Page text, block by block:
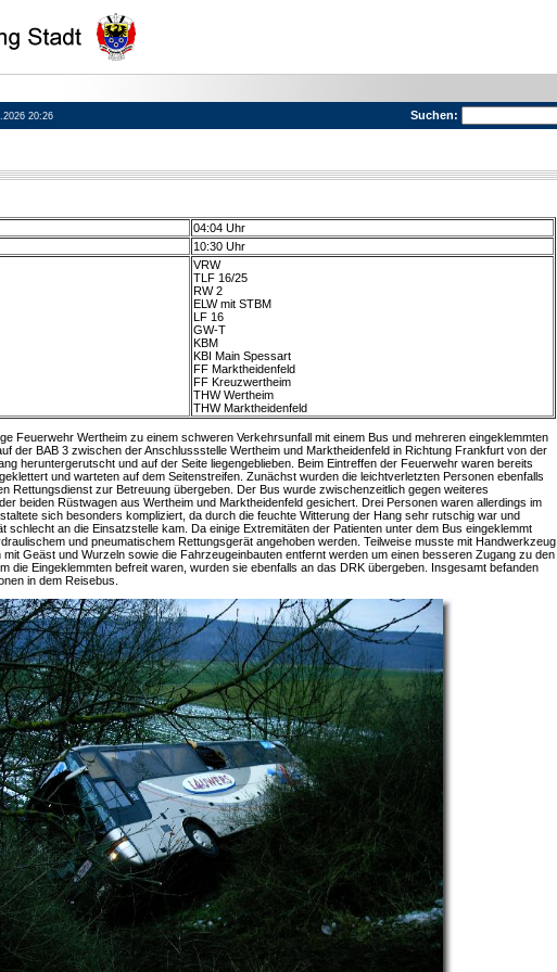
20:26 Suchen:
04:04 Uhr
10:30 Uhr
VRW
TLF 16/25
RW 2
ELW mit STBM
LF 16
GW-T
KBM
KBI Main Spessart
FF Marktheidenfeld
FF Kreuzwertheim
THW Wertheim
THW Marktheidenfeld
Feuerwehr Wertheim zu einem schweren Verkehrsunfall mit einem Bus und mehreren eingeklemmten
der BAB 3 zwischen der Anschlussstelle Wertheim und Marktheidenfeld in Richtung Frankfurt von der
heruntergerutscht und auf der Seite liegengeblieben. Beim Eintreffen der Feuerwehr waren bereits
und warteten auf dem Seitenstreifen. Zunächst wurden die leichtverletzten Personen ebenfalls
Rettungsdienst zur Betreuung übergeben. Der Bus wurde zwischenzeitlich gegen weiteres
beiden Rüstwagen aus Wertheim und Marktheidenfeld gesichert. Drei Personen waren allerdings im
sich besonders kompliziert, da durch die feuchte Witterung der Hang sehr rutschig war und
schlecht an die Einsatzstelle kam. Da einige Extremitäten der Patienten unter dem Bus eingeklemmt
und pneumatischem Rettungsgerät angehoben werden. Teilweise musste mit Handwerkzeug
Geäst und Wurzeln sowie die Fahrzeugeinbauten entfernt werden um einen besseren Zugang zu den
die Eingeklemmten befreit waren, wurden sie ebenfalls an das DRK übergeben. Insgesamt befanden
in dem Reisebus.